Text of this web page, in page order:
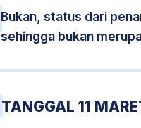
Bukan, status dari
sehingga bukan
TANGGAL 11